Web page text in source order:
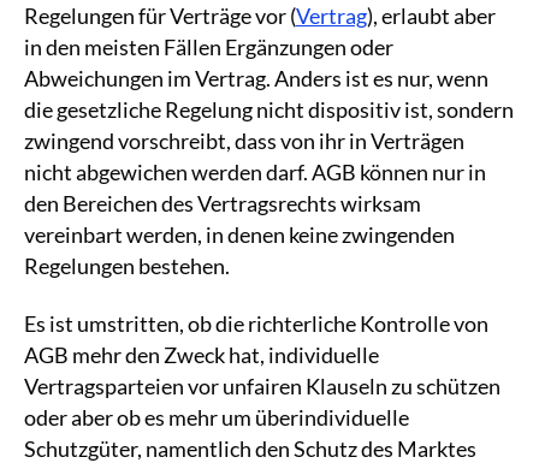
Regelungen für Verträge vor (Vertrag), erlaubt aber
in den meisten Fällen Ergänzungen oder
Abweichungen im Vertrag. Anders ist es nur, wenn
die gesetzliche Regelung nicht dispositiv ist, sondern
zwingend vorschreibt, dass von ihr in Verträgen
nicht abgewichen werden darf. AGB können nur in
den Bereichen des Vertragsrechts wirksam
vereinbart werden, in denen keine zwingenden
Regelungen bestehen.
Es ist umstritten, ob die richterliche Kontrolle von
AGB mehr den Zweck hat, individuelle
Vertragsparteien vor unfairen Klauseln zu schützen
oder aber ob es mehr um überindividuelle
Schutzgüter, namentlich den Schutz des Marktes